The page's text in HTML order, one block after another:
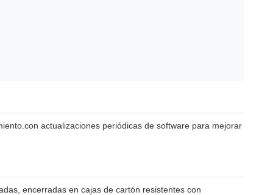
actualizaciones periódicas de software para mejorar
encerradas en cajas de cartón resistentes con